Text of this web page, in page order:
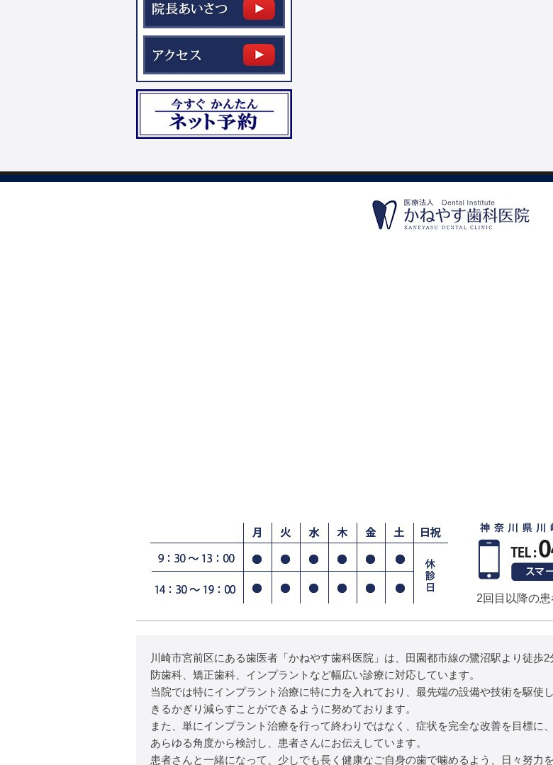
2回目以降の
川崎市宮前区にある歯医者「かねやす歯科医院」は、田園都市線の鷺沼駅より徒歩
防歯科、矯正歯科、インプラントなど幅広い診療に対応しています。
当院では特にインプラント治療に特に力を入れており、最先端の設備や技術を駆使
きるかぎり減らすことができるように努めております。
また、単にインプラント治療を行って終わりではなく、症状を完全な改善を目標に
あらゆる角度から検討し、患者さんにお伝えしています。
患者さんと一緒になって、少しでも長く健康なご自身の歯で噛めるよう、日々努力